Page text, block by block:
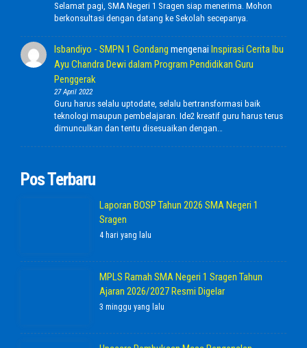
Selamat pagi, SMA Negeri 1 Sragen siap menerima. Mohon
berkonsultasi dengan datang ke Sekolah secepanya.
Isbandiyo - SMPN 1 Gondang mengenai Inspirasi Cerita Ibu
Ayu Chandra Dewi dalam Program Pendidikan Guru
Penggerak
27 April 2022
Guru harus selalu uptodate, selalu bertransformasi baik
teknologi maupun pembelajaran. Ide2 kreatif guru harus terus
dimunculkan dan tentu disesuaikan dengan…
Pos Terbaru
Laporan BOSP Tahun 2026 SMA Negeri 1
Sragen
4 hari yang lalu
MPLS Ramah SMA Negeri 1 Sragen Tahun
Ajaran 2026/2027 Resmi Digelar
3 minggu yang lalu